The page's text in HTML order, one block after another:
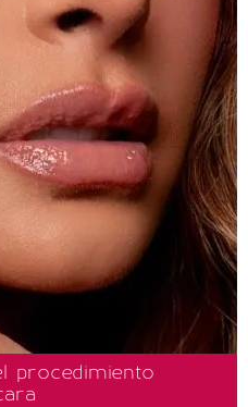
procedimiento